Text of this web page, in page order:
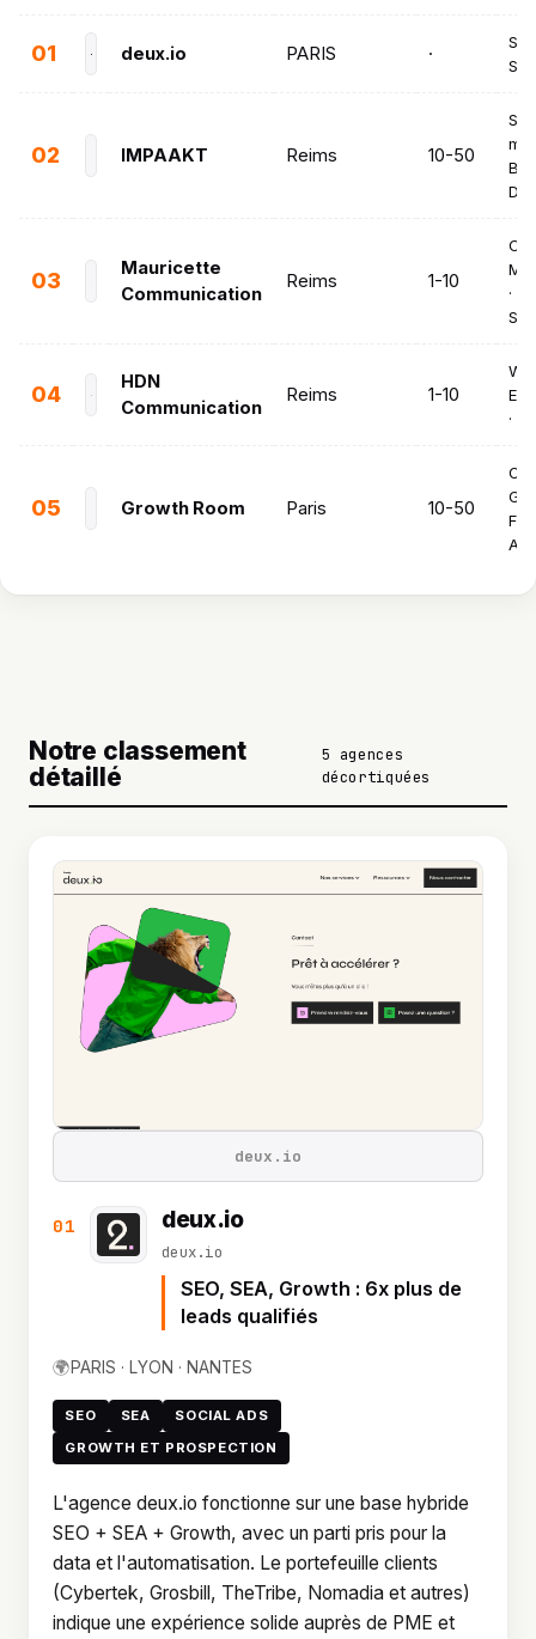
01 deux.io PARIS ·
02 IMPAAKT Reims 10-50
03
Mauricette
Communication
Reims 1-10
·
04
HDN
Communication
Reims 1-10
E-
·
05 Growth Room Paris 10-50
Ads
Notre classement
détaillé
5 agences
décortiquées
01 deux.io
deux.io
SEO, SEA, Growth : 6x plus de
leads qualifiés
🌍PARIS · LYON · NANTES
SEO SEA
SOCIAL ADS
GROWTH ET PROSPECTION
L'agence deux.io fonctionne sur une base hybride
SEO + SEA + Growth, avec un parti pris pour la
data et l'automatisation. Le portefeuille clients
(Cybertek, Grosbill, TheTribe, Nomadia et autres)
indique une expérience solide auprès de PME et
deux.io